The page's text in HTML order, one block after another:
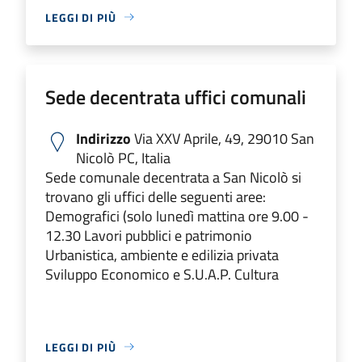
LEGGI DI PIÙ
Sede decentrata uffici comunali
IndirizzoVia XXV Aprile, 49, 29010 San
Nicolò PC, Italia
Sede comunale decentrata a San Nicolò si
trovano gli uffici delle seguenti aree:
Demografici (solo lunedì mattina ore 9.00 -
12.30 Lavori pubblici e patrimonio
Urbanistica, ambiente e edilizia privata
Sviluppo Economico e S.U.A.P. Cultura
LEGGI DI PIÙ